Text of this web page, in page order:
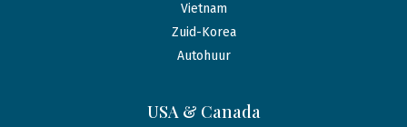
Vietnam
Zuid-Korea
Autohuur
USA & Canada